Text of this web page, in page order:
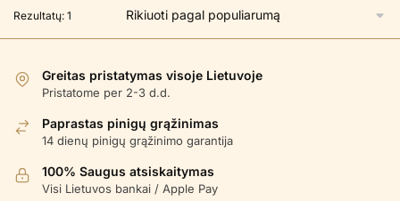
Rezultatų: 1
Greitas pristatymas visoje Lietuvoje
Pristatome per 2-3 d.d.
Paprastas pinigų grąžinimas
14 dienų pinigų grąžinimo garantija
100% Saugus atsiskaitymas
Visi Lietuvos bankai / Apple Pay